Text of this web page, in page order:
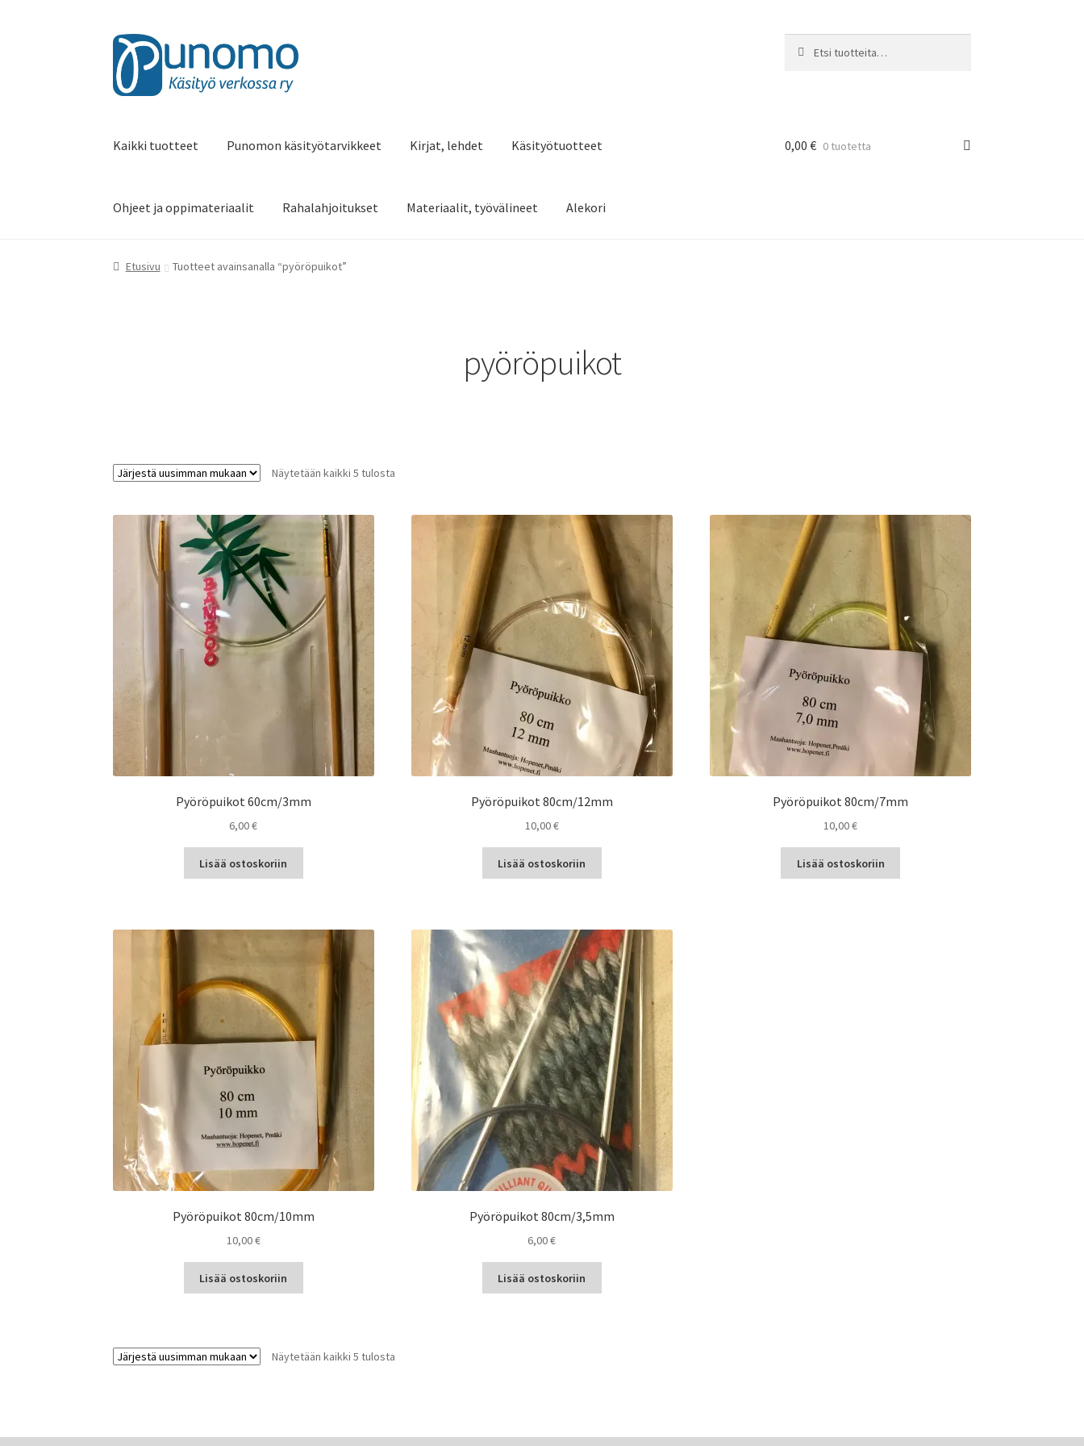
Siirry
navigointiin
Siirry
sisältöön
Kaikki tuotteet Punomon käsityötarvikkeet Kirjat, lehdet Käsityötuotteet
Ohjeet ja oppimateriaalit Rahalahjoitukset Materiaalit, työvälineet Alekori
0,00 € 0 tuotetta
Etusivu Tuotteet avainsanalla “pyöröpuikot”
pyöröpuikot
Näytetään kaikki 5 tulosta
Pyöröpuikot 60cm/3mm
6,00€
Lisää ostoskoriin
Pyöröpuikot 80cm/12mm
10,00€
Lisää ostoskoriin
Pyöröpuikot 80cm/7mm
10,00€
Lisää ostoskoriin
Pyöröpuikot 80cm/10mm
10,00€
Lisää ostoskoriin
Pyöröpuikot 80cm/3,5mm
6,00€
Lisää ostoskoriin
Näytetään kaikki 5 tulosta